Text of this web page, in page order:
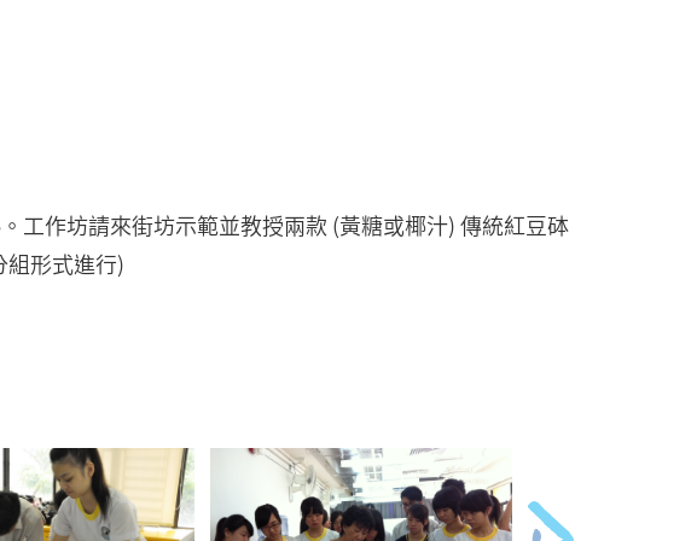
工作坊請來街坊示範並教授兩款 (黃糖或椰汁) 傳統紅豆砵
形式進行)